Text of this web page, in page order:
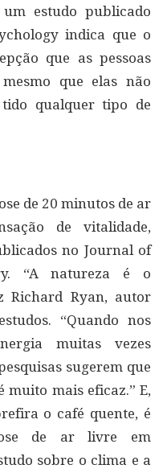
estudo publicado
indica que o
que as pessoas
que elas não
qualquer tipo de
de 20 minutos de ar
de vitalidade,
no Journal of
“A natureza é o
Richard Ryan, autor
“Quando nos
muitas vezes
sugerem que
muito mais eficaz.” E,
o café quente, é
de ar livre em
sobre o clima e a